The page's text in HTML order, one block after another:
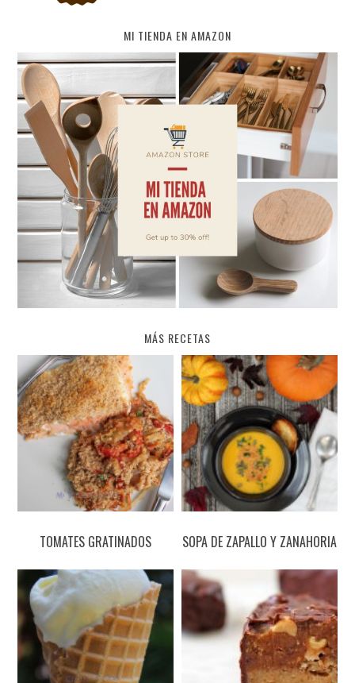
MI TIENDA EN AMAZON
MÁS RECETAS
TOMATES GRATINADOS SOPA DE ZAPALLO Y ZANAHORIA